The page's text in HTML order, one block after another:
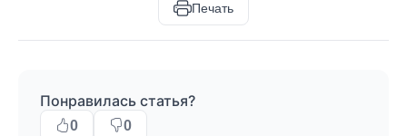
Печать
Понравилась статья?
0 0